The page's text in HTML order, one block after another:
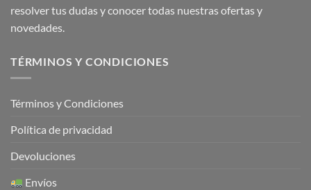
resolver tus dudas y conocer todas nuestras ofertas y
novedades.
TÉRMINOS Y CONDICIONES
Términos y Condiciones
Política de privacidad
Devoluciones
Envíos